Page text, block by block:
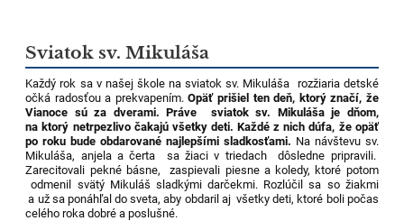
Sviatok sv. Mikuláša
Každý rok sa v našej škole na sviatok sv. Mikuláša rozžiaria detské
očká radosťou a prekvapením. Opäť prišiel ten deň, ktorý značí, že
Vianoce sú za dverami. Práve sviatok sv. Mikuláša je dňom,
na ktorý netrpezlivo čakajú všetky deti. Každé z nich dúfa, že opäť
po roku bude obdarované najlepšími sladkosťami. Na návštevu sv.
Mikuláša, anjela a čerta sa žiaci v triedach dôsledne pripravili.
Zarecitovali pekné básne, zaspievali piesne a koledy, ktoré potom
odmenil svätý Mikuláš sladkými darčekmi. Rozlúčil sa so žiakmi
a už sa ponáhľal do sveta, aby obdaril aj všetky deti, ktoré boli počas
celého roka dobré a poslušné.